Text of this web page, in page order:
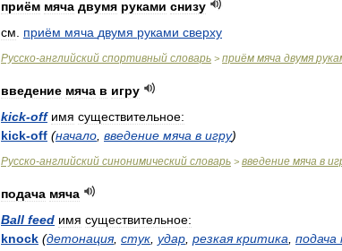
приём мяча двумя руками снизу
см
приём мяча двумя руками сверху
Русско-английский спортивный словарь > приём мяча двумя
введение мяча в игру
kick-off имя существительное:
kick-off (начало введение мяча в игру)
Русско-английский синонимический словарь > введение мяча в
подача мяча
Ball feed имя существительное:
knock (детонация, стук удар резкая критика подача